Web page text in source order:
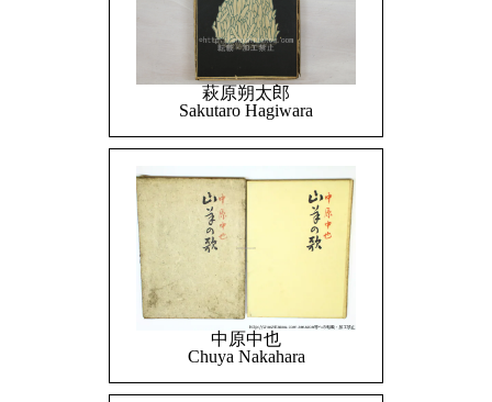
萩原朔太郎
Sakutaro Hagiwara
中原中也
Chuya Nakahara